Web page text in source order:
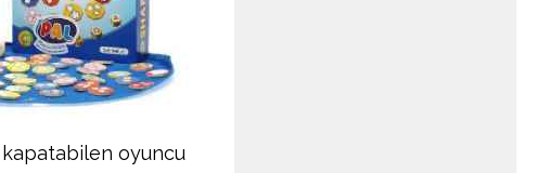
kapatabilen oyuncu